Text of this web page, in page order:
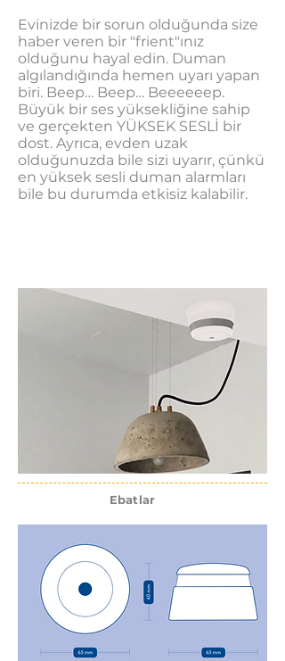
Evinizde bir sorun olduğunda size
haber veren bir "frient"ınız
olduğunu hayal edin. Duman
algılandığında hemen uyarı yapan
biri. Beep… Beep… Beeeeeep.
Büyük bir ses yüksekliğine sahip
ve gerçekten YÜKSEK SESLİ bir
dost. Ayrıca, evden uzak
olduğunuzda bile sizi uyarır, çünkü
en yüksek sesli duman alarmları
bile bu durumda etkisiz kalabilir.
Ebatlar